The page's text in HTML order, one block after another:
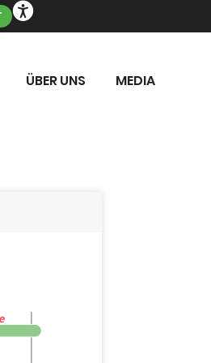
ÜBER UNS MEDIA